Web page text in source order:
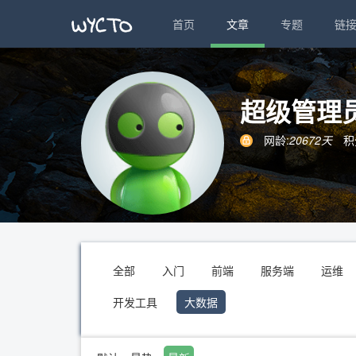
首页 文章 专题 链接
超级管理
网龄:20672天
全部 入门 前端 服务端 运维
开发工具
大数据